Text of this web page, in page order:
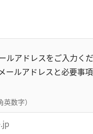
アドレスをご入力くだ
ルアドレスと必要事
英数字）